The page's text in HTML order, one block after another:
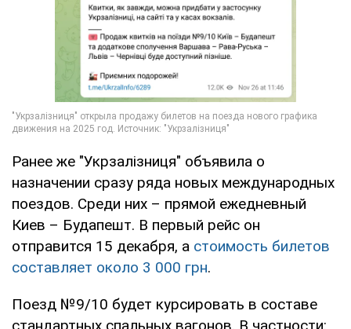
Ранее же "Укрзалізниця" объявила о
назначении сразу ряда новых международных
поездов. Среди них – прямой ежедневный
Киев – Будапешт. В первый рейс он
отправится 15 декабря, а стоимость билетов
составляет около 3 000 грн.
Поезд №9/10 будет курсировать в составе
стандартных спальных вагонов. В частности: